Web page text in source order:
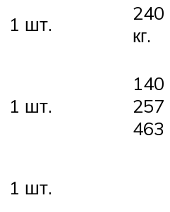
1 шт.
240
кг.
1 шт.
140
257
463
1 шт.